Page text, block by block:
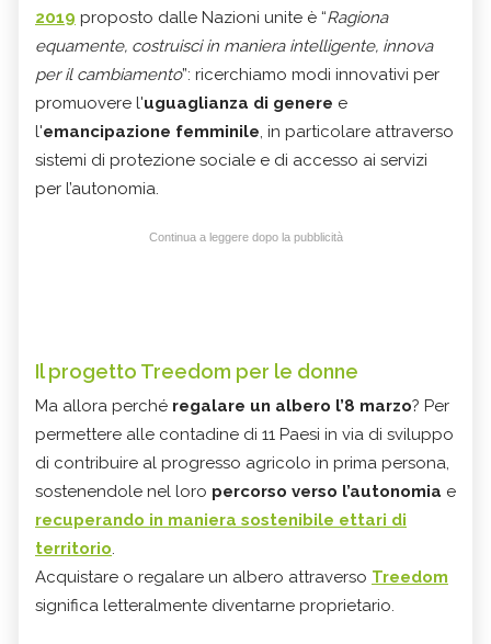
2019 proposto dalle Nazioni unite è “Ragiona
equamente, costruisci in maniera intelligente, innova
per il cambiamento”: ricerchiamo modi innovativi per
promuovere l'uguaglianza di genere e
l'emancipazione femminile, in particolare attraverso
sistemi di protezione sociale e di accesso ai servizi
per l’autonomia.
Continua a leggere dopo la pubblicità
Il progetto Treedom per le donne
Ma allora perché regalare un albero l’8 marzo? Per
permettere alle contadine di 11 Paesi in via di sviluppo
di contribuire al progresso agricolo in prima persona,
sostenendole nel loro percorso verso l’autonomia e
recuperando in maniera sostenibile ettari di
territorio.
Acquistare o regalare un albero attraverso Treedom
significa letteralmente diventarne proprietario.